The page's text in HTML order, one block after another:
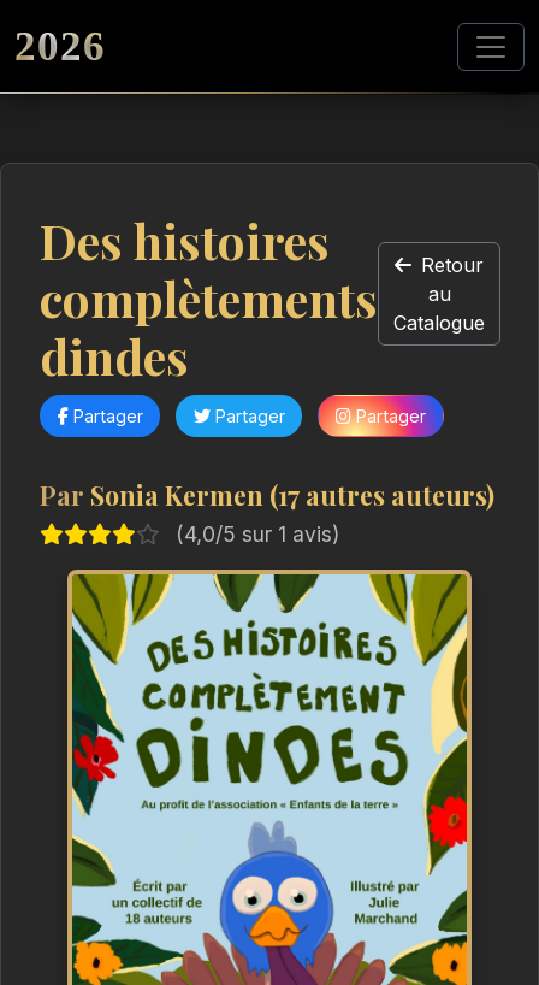
2026
Des histoires
complètements
dindes
Retour
au
Catalogue
Partager Partager Partager
Par Sonia Kermen (17 autres auteurs)
(4,0/5 sur 1 avis)